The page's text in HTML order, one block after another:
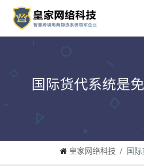
国际货代系统是
皇家网络科技 国